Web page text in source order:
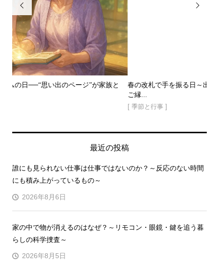

族と
春の改札で手を振る日～出会いと別れが暮らしに残してくれ

最近の投稿
誰にも見られない仕事は仕事ではないのか？～反応のない時間
にも積み上がっているもの～
2026年8月6日
家の中で物が消えるのはなぜ？～リモコン・眼鏡・鍵を追う暮
らしの科学捜査～
2026年8月5日